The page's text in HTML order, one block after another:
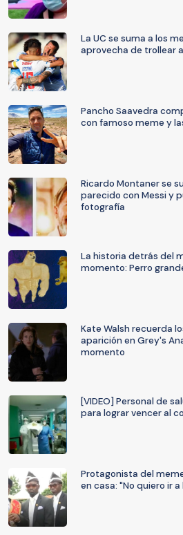
La UC se suma a los
aprovecha de trollear
Pancho Saavedra
con famoso meme y
Ricardo Montaner se
parecido con Messi y
fotografía
La historia detrás del
momento: Perro
Kate Walsh recuerda
aparición en Grey's
momento
[VIDEO] Personal de
para lograr vencer al
Protagonista del
en casa: "No quiero ir